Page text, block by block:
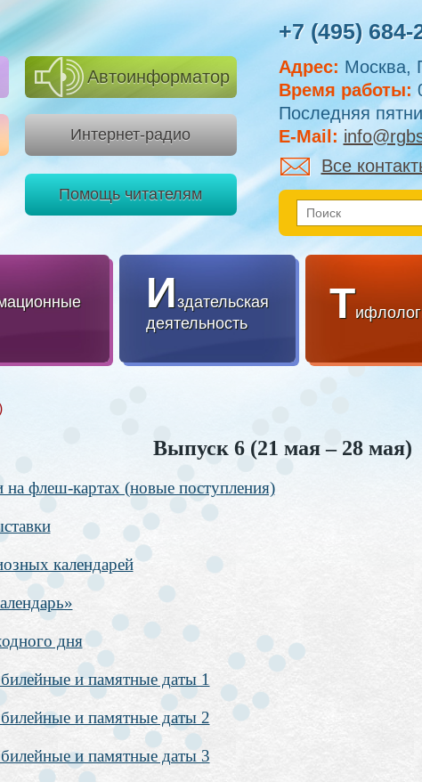
Автоинформатор
Интернет-радио
Помощь читателям
+7 (495) 684-
Адрес: Москва,
Время работы:
Последняя
E-Mail:
Все
Издательская
деятельность
Т
Выпуск 6 (21 мая – 28 мая)
флеш-картах (новые поступления)
календарей
дня
и памятные даты 1
и памятные даты 2
и памятные даты 3